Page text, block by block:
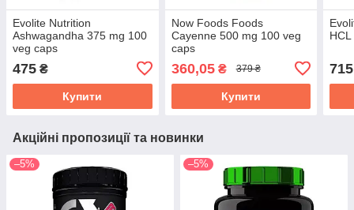
Evolite Nutrition
Ashwagandha 375 mg 100
veg caps
475 ₴
Купити
Now Foods Foods
Cayenne 500 mg 100 veg
caps
360,05₴ 379 ₴
Купити
715
Акційні пропозиції та новинки
–5% –5%